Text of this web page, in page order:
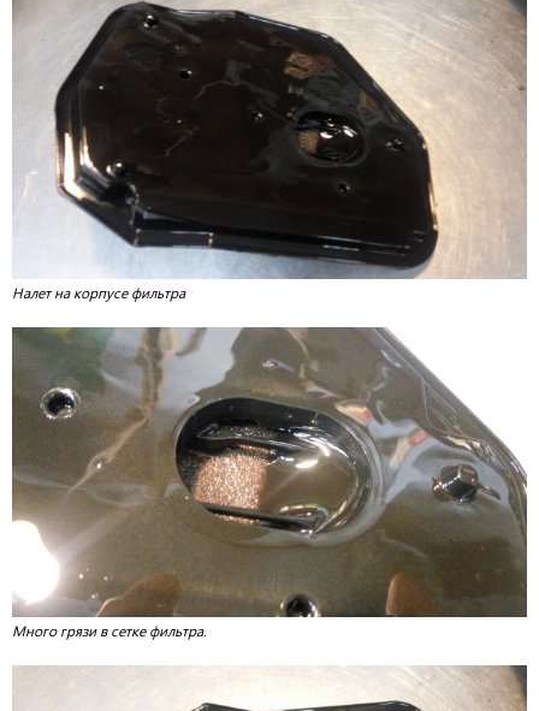
Налет на корпусе фильтра
Много грязи в сетке фильтра.